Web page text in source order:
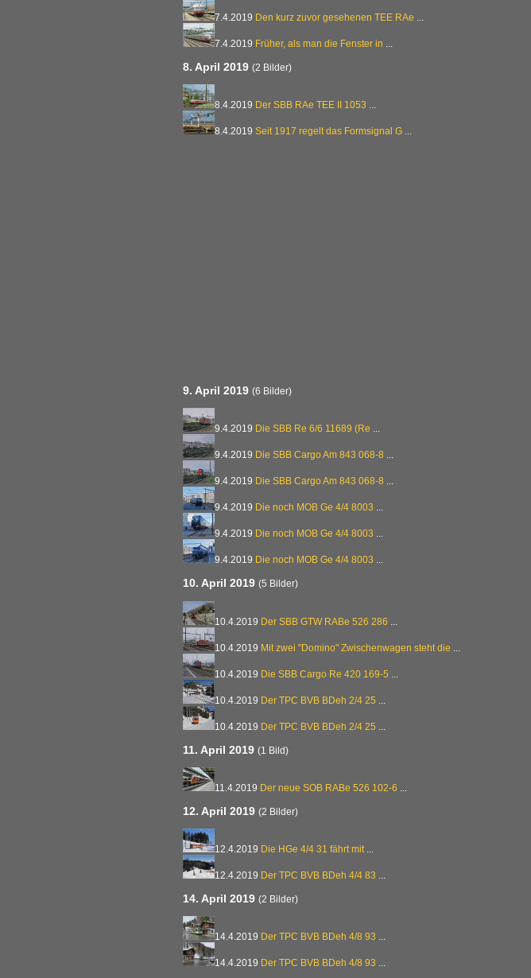
7.4.2019 Den kurz zuvor gesehenen TEE RAe ...
7.4.2019 Früher, als man die Fenster in ...
8. April 2019 (2 Bilder)
8.4.2019 Der SBB RAe TEE II 1053 ...
8.4.2019 Seit 1917 regelt das Formsignal G ...
9. April 2019 (6 Bilder)
9.4.2019 Die SBB Re 6/6 11689 (Re ...
9.4.2019 Die SBB Cargo Am 843 068-8 ...
9.4.2019 Die SBB Cargo Am 843 068-8 ...
9.4.2019 Die noch MOB Ge 4/4 8003 ...
9.4.2019 Die noch MOB Ge 4/4 8003 ...
9.4.2019 Die noch MOB Ge 4/4 8003 ...
10. April 2019 (5 Bilder)
10.4.2019 Der SBB GTW RABe 526 286
10.4.2019 Mit zwei "Domino" Zwischenwagen steht die
10.4.2019 Die SBB Cargo Re 420 169-5
10.4.2019 Der TPC BVB BDeh 2/4 25
10.4.2019 Der TPC BVB BDeh 2/4 25
11. April 2019 (1 Bild)
11.4.2019 Der neue SOB RABe 526 102-6
12. April 2019 (2 Bilder)
12.4.2019 Die HGe 4/4 31 fährt mit
12.4.2019 Der TPC BVB BDeh 4/4 83
14. April 2019 (2 Bilder)
14.4.2019 Der TPC BVB BDeh 4/8 93
14.4.2019 Der TPC BVB BDeh 4/8 93